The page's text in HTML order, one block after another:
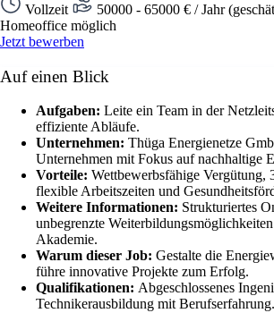
Vollzeit 50000 - 65000 € / Jahr
Homeoffice möglich
Jetzt bewerben
Auf einen Blick
Aufgaben: Leite ein Team in der
effiziente Abläufe.
Unternehmen: Thüga Energienetze
Unternehmen mit Fokus auf nachhaltige
Vorteile: Wettbewerbsfähige Vergütung,
flexible Arbeitszeiten und
Weitere Informationen: Strukturiertes
unbegrenzte
Akademie.
Warum dieser Job: Gestalte die
führe innovative Projekte zum Erfolg.
Qualifikationen: Abgeschlossenes
Technikerausbildung mit Berufserfahrung.